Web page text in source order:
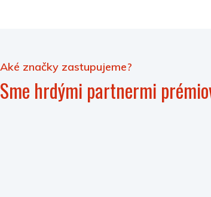
Aké značky zastupujeme?
Sme hrdými partnermi